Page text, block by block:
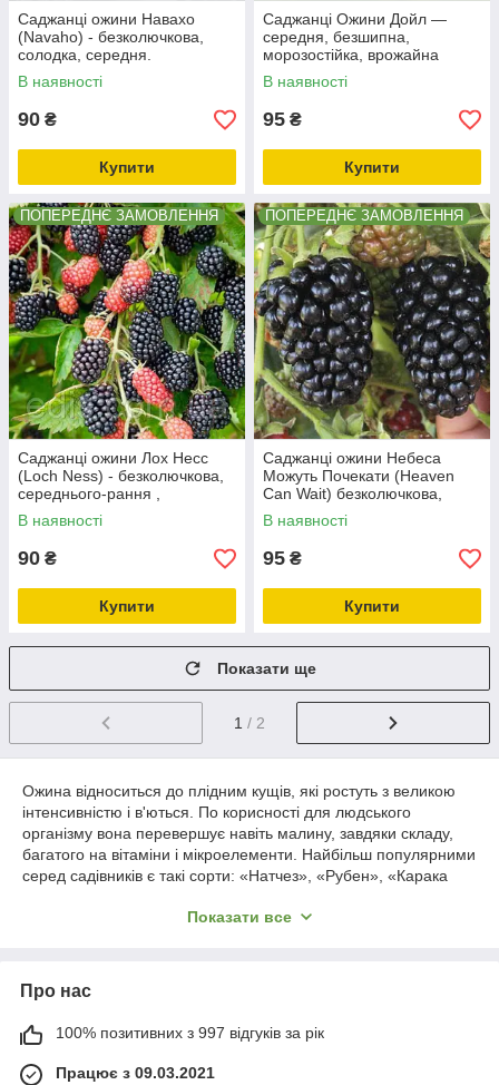
Саджанці ожини Навахо
(Navaho) - безколючкова,
солодка, середня.
В наявності
90 ₴
Купити
Саджанці Ожини Дойл —
середня, безшипна,
морозостійка, врожайна
В наявності
95 ₴
Купити
ПОПЕРЕДНЄ ЗАМОВЛЕННЯ
Саджанці ожини Лох Несс
(Loch Ness) - безколючкова,
середнього-рання ,
високоврожайна.
В наявності
90 ₴
Купити
ПОПЕРЕДНЄ ЗАМОВЛЕННЯ
Саджанці ожини Небеса
Можуть Почекати (Heaven
Can Wait) безколючкова,
дуже-рання, солодка
В наявності
95 ₴
Купити
Показати ще
1 / 2
Ожина відноситься до плідним кущів, які ростуть з великою
інтенсивністю і в'ються. По корисності для людського
організму вона перевершує навіть малину, завдяки складу,
багатого на вітаміни і мікроелементи. Найбільш популярними
серед садівників є такі сорти: «Натчез», «Рубен», «Карака
RASSADNIK надається можливість їх придбання оптом і в
урізноманітнити свій сад, обов'язково поекспериментуйте і
придбайте представлені саджанці ожини.
Особливості саджанців ожини («Карака
Показати все
Про нас
100% позитивних з 997 відгуків за рік
Працює з 09.03.2021